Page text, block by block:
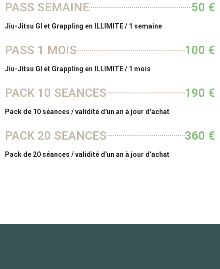
PASS SEMAINE 50 €
Jiu-Jitsu GI et Grappling en ILLIMITE / 1 semaine
PASS 1 MOIS 100 €
Jiu-Jitsu GI et Grappling en ILLIMITE / 1 mois
PACK 10 SEANCES 190 €
Pack de 10 séances / validité d'un an à jour d'achat
PACK 20 SEANCES 360 €
Pack de 20 séances / validité d'un an à jour d'achat